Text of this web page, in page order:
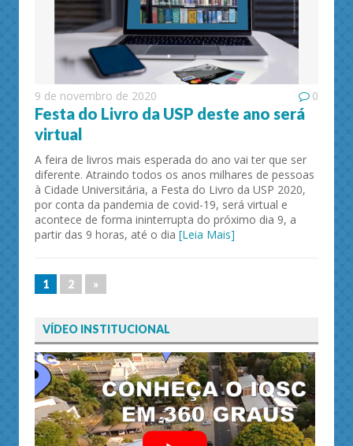
9 de novembro de 2020 0
Festa do Livro da USP deste ano será
virtual
A feira de livros mais esperada do ano vai ter que ser
diferente. Atraindo todos os anos milhares de pessoas
à Cidade Universitária, a Festa do Livro da USP 2020,
por conta da pandemia de covid-19, será virtual e
acontece de forma ininterrupta do próximo dia 9, a
partir das 9 horas, até o dia [Leia Mais]
1 2 »
VÍDEO INSTITUCIONAL